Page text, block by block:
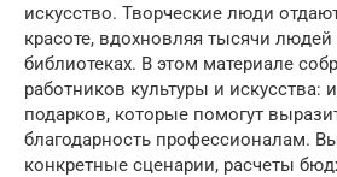
искусство. Творческие люди
красоте, вдохновляя тысячи людей
библиотеках. В этом материале
работников культуры и искусства:
подарков, которые помогут
благодарность профессионалам.
конкретные сценарии, расчеты